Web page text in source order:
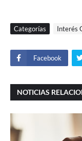
Categorías Interés
Facebook
NOTICIAS